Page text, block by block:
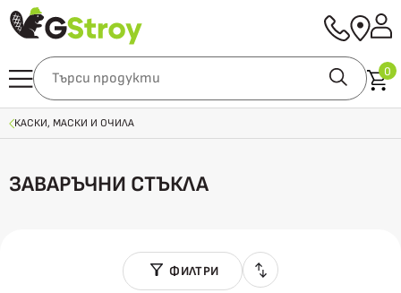
0
КАСКИ, МАСКИ И ОЧИЛА
ЗАВАРЪЧНИ СТЪКЛА
ФИЛТРИ